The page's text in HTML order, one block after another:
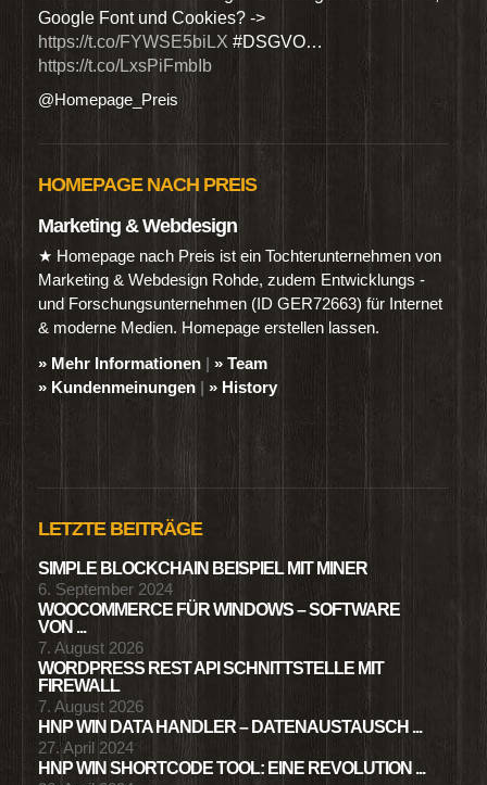
Google Font und Cookies? ->
https://t.co/FYWSE5biLX #DSGVO…
https://t.co/LxsPiFmbIb
@Homepage_Preis
HOMEPAGE NACH PREIS
Marketing & Webdesign
★ Homepage nach Preis ist ein Tochterunternehmen von
Marketing & Webdesign Rohde, zudem Entwicklungs -
und Forschungsunternehmen (ID GER72663) für Internet
& moderne Medien. Homepage erstellen lassen.
» Mehr Informationen | » Team
» Kundenmeinungen | » History
LETZTE BEITRÄGE
SIMPLE BLOCKCHAIN BEISPIEL MIT MINER
6. September 2024
WOOCOMMERCE FÜR WINDOWS – SOFTWARE
VON ...
7. August 2026
WORDPRESS REST API SCHNITTSTELLE MIT
FIREWALL
7. August 2026
HNP WIN DATA HANDLER – DATENAUSTAUSCH ...
27. April 2024
HNP WIN SHORTCODE TOOL: EINE REVOLUTION ...